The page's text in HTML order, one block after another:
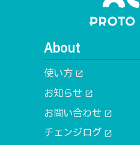
About
使い方 open_in_new
お知らせ open_in_new
お問い合わせ open_in_new
チェンジログ open_in_new